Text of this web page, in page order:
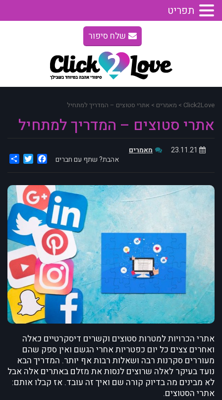
שלח סיפור
Click2Love
> מאמרים > אתרי סטוצים – המדריך למתחיל
אתרי סטוצים – המדריך למתחיל
23.11.21
מאמרים
אהבת? שתף עם חברים
Facebook
Twitter
אתרי הכרויות למטרות סטוצים וקשרים דיסקרטיים כאלה
ואחרים צצים כל יום כפטריות אחרי הגשם ואין ספק שהם
מעוררים סקרנות רבה ושאלות רבות אף יותר. המדריך הבא
נועד בעיקר לאלה שרוצים לנסות את מזלם באתרים אלה אבל
לא מבינים מה בדיוק קורה שם ואיך זה עובד. אז קבלו אותם:
אתרי הסטוצים.
תפריט